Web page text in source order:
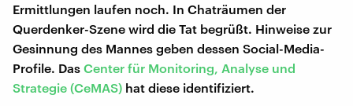
Ermittlungen laufen noch. In Chaträumen der
Querdenker-Szene wird die Tat begrüßt. Hinweise zur
Gesinnung des Mannes geben dessen Social-Media-
Profile. Das Center für Monitoring, Analyse und
Strategie (CeMAS) hat diese identifiziert.